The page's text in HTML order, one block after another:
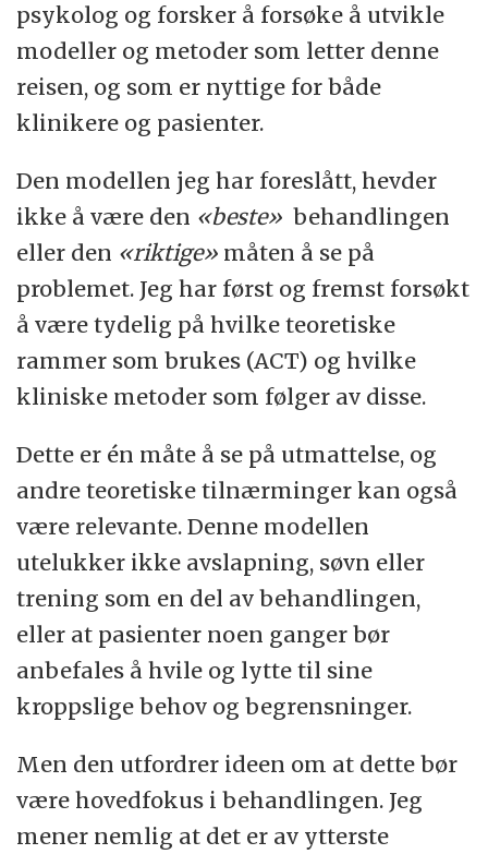
psykolog og forsker å forsøke å utvikle
modeller og metoder som letter denne
reisen, og som er nyttige for både
klinikere og pasienter.
Den modellen jeg har foreslått, hevder
ikke å være den «beste» behandlingen
eller den «riktige» måten å se på
problemet. Jeg har først og fremst forsøkt
å være tydelig på hvilke teoretiske
rammer som brukes (ACT) og hvilke
kliniske metoder som følger av disse.
Dette er én måte å se på utmattelse, og
andre teoretiske tilnærminger kan også
være relevante. Denne modellen
utelukker ikke avslapning, søvn eller
trening som en del av behandlingen,
eller at pasienter noen ganger bør
anbefales å hvile og lytte til sine
kroppslige behov og begrensninger.
Men den utfordrer ideen om at dette bør
være hovedfokus i behandlingen. Jeg
mener nemlig at det er av ytterste